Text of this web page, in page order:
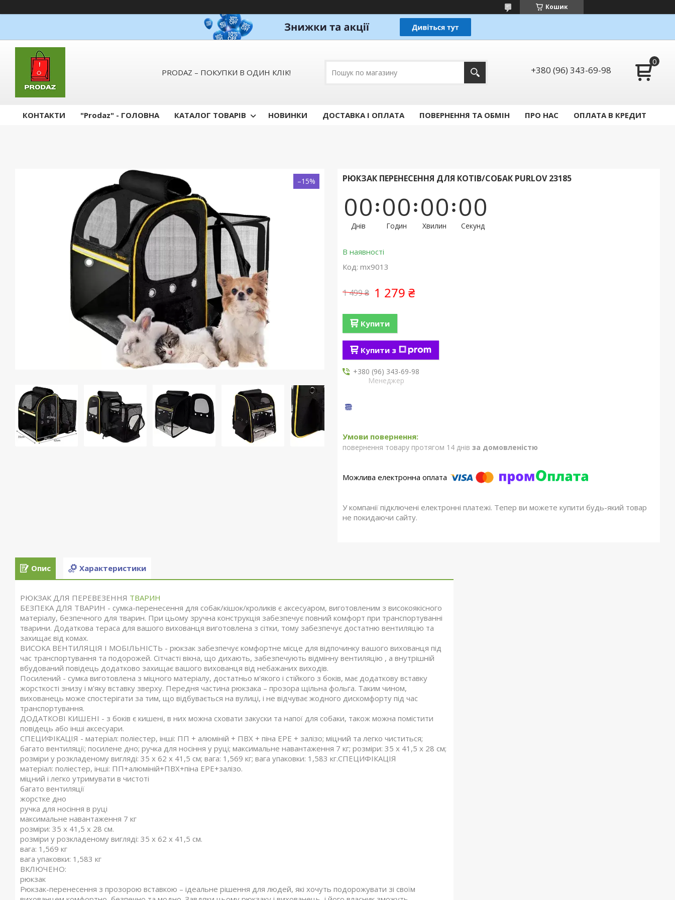
Кошик
PRODAZ – ПОКУПКИ В ОДИН КЛІК! +380 (96) 343-69-98
КОНТАКТИ "Prodaz" - ГОЛОВНА КАТАЛОГ ТОВАРІВ НОВИНКИ ДОСТАВКА І ОПЛАТА ПОВЕРНЕННЯ ТА ОБМІН ПРО НАС ОПЛАТА В КРЕДИТ
–15% РЮКЗАК ПЕРЕНЕСЕННЯ ДЛЯ КОТІВ/СОБАК PURLOV 23185
00
Днів
00
Годин
00
Хвилин
00
Секунд
В наявності
Код: mx9013
1 499 ₴ 1 279 ₴
Купити
Купити з
+380 (96) 343-69-98
Менеджер
повернення товару протягом 14 днів за домовленістю
У компанії підключені електронні платежі. Тепер ви можете купити будь-який товар
не покидаючи сайту.
Опис Характеристики
РЮКЗАК ДЛЯ ПЕРЕВЕЗЕННЯ ТВАРИН
БЕЗПЕКА ДЛЯ ТВАРИН - сумка-перенесення для собак/кішок/кроликів є аксесуаром, виготовленим з високоякісного
матеріалу, безпечного для тварин. При цьому зручна конструкція забезпечує повний комфорт при транспортуванні
тварини. Додаткова тераса для вашого вихованця виготовлена ​​з сітки, тому забезпечує достатню вентиляцію та
захищає від комах.
ВИСОКА ВЕНТИЛЯЦІЯ І МОБІЛЬНІСТЬ - рюкзак забезпечує комфортне місце для відпочинку вашого вихованця під
час транспортування та подорожей. Сітчасті вікна, що дихають, забезпечують відмінну вентиляцію , а внутрішній
вбудований повідець додатково захищає вашого вихованця від небажаних виходів.
Посилений - сумка виготовлена ​​з міцного матеріалу, достатньо м'якого і стійкого з боків, має додаткову вставку
жорсткості знизу і м'яку вставку зверху. Передня частина рюкзака – прозора щільна фольга. Таким чином,
вихованець може спостерігати за тим, що відбувається на вулиці, і не відчуває жодного дискомфорту під час
транспортування.
ДОДАТКОВІ КИШЕНІ - з боків є кишені, в них можна сховати закуски та напої для собаки, також можна помістити
повідець або інші аксесуари.
СПЕЦИФІКАЦІЯ - матеріал: поліестер, інші: ПП + алюміній + ПВХ + піна EPE + залізо; міцний та легко чиститься;
багато вентиляції; посилене дно; ручка для носіння у руці; максимальне навантаження 7 кг; розміри: 35 х 41,5 х 28 см;
розміри у розкладеному вигляді: 35 х 62 х 41,5 см; вага: 1,569 кг; вага упаковки: 1,583 кг.СПЕЦИФІКАЦІЯ
матеріал: поліестер, інші: ПП+алюміній+ПВХ+піна EPE+залізо.
міцний і легко утримувати в чистоті
багато вентиляції
жорстке дно
ручка для носіння в руці
максимальне навантаження 7 кг
розміри: 35 х 41,5 х 28 см.
розміри у розкладеному вигляді: 35 х 62 х 41,5 см.
вага: 1,569 кг
вага упаковки: 1,583 кг
ВКЛЮЧЕНО:
рюкзак
Рюкзак-перенесення з прозорою вставкою – ідеальне рішення для людей, які хочуть подорожувати зі своїм